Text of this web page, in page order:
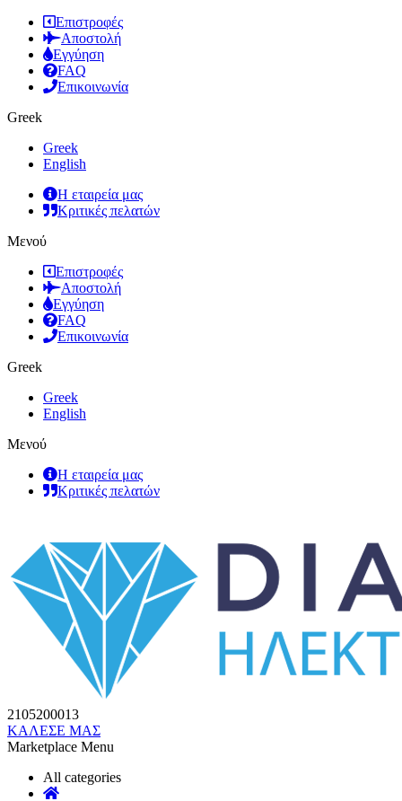
Επιστροφές
Αποστολή
Εγγύηση
FAQ
Επικοινωνία
Greek
Greek
English
Η εταιρεία μας
Κριτικές πελατών
Μενού
Επιστροφές
Αποστολή
Εγγύηση
FAQ
Επικοινωνία
Greek
Greek
English
Μενού
Η εταιρεία μας
Κριτικές πελατών
2105200013
ΚΑΛΕΣΕ ΜΑΣ
Marketplace Menu
All categories